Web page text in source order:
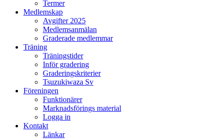
Termer
Medlemskap
Avgifter 2025
Medlemsanmälan
Graderade medlemmar
Träning
Träningstider
Inför gradering
Graderingskriterier
Tsuzukiwaza Sv
Föreningen
Funktionärer
Marknadsförings material
Logga in
Kontakt
Länkar